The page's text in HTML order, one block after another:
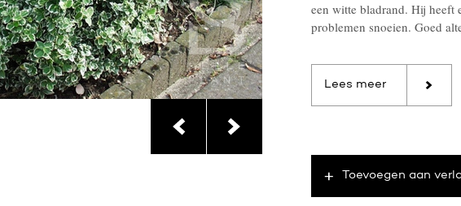
een witte bladrand. Hij heeft
problemen snoeien. Goed
Lees meer
Toevoegen aan